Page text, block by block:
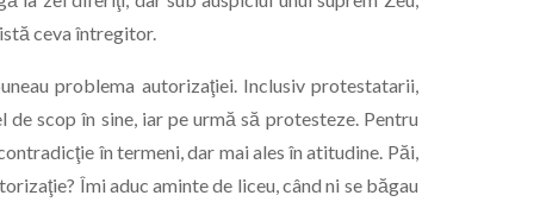
ceva întregitor.
problema autorizaţiei. Inclusiv protestatarii,
de scop în sine, iar pe urmă să protesteze. Pentru
în termeni, dar mai ales în atitudine. Păi,
Îmi aduc aminte de liceu, când ni se băgau